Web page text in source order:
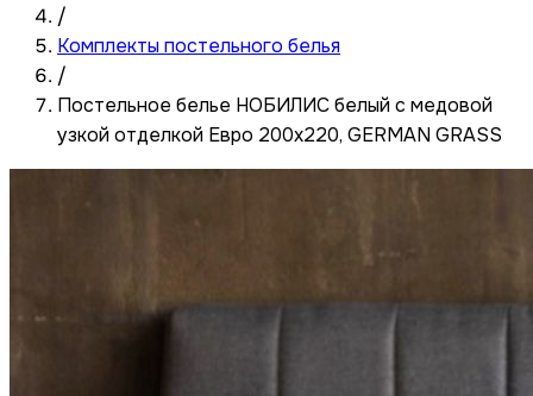
/
Комплекты постельного белья
/
Постельное белье НОБИЛИС белый с медовой
узкой отделкой Евро 200x220, GERMAN GRASS